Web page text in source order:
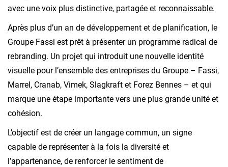
avec une voix plus distinctive, partagée et reconnaissable.
Après plus d’un an de développement et de planification, le
Groupe Fassi est prêt à présenter un programme radical de
rebranding. Un projet qui introduit une nouvelle identité
visuelle pour l’ensemble des entreprises du Groupe – Fassi,
Marrel, Cranab, Vimek, Slagkraft et Forez Bennes – et qui
marque une étape importante vers une plus grande unité et
cohésion.
L’objectif est de créer un langage commun, un signe
capable de représenter à la fois la diversité et
l’appartenance, de renforcer le sentiment de